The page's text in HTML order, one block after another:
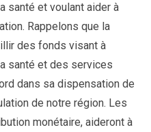
santé et voulant aider à
Rappelons que la
des fonds visant à
santé et des services
dans sa dispensation de
de notre région. Les
monétaire, aideront à